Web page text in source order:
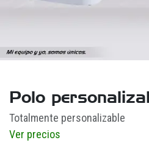
Polo
Totalmente personalizable
Ver precios